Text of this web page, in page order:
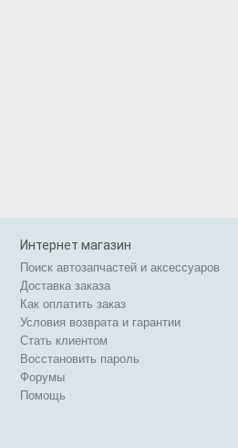
Интернет магазин
Поиск автозапчастей и аксессуаров
Доставка заказа
Как оплатить заказ
Условия возврата и гарантии
Стать клиентом
Восстановить пароль
Форумы
Помощь